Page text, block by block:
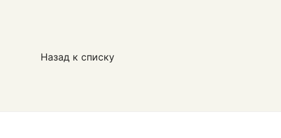
Назад к списку